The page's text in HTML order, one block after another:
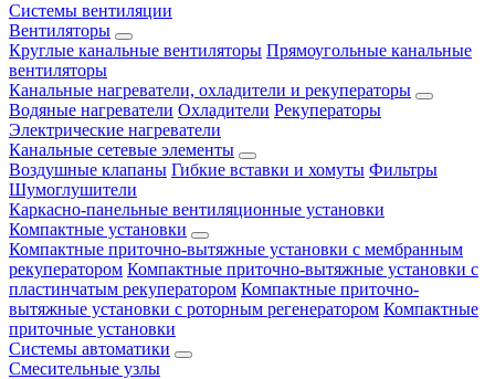
Системы вентиляции
Вентиляторы
Круглые канальные вентиляторы Прямоугольные канальные
вентиляторы
Канальные нагреватели, охладители и рекуператоры
Водяные нагреватели Охладители Рекуператоры
Электрические нагреватели
Канальные сетевые элементы
Воздушные клапаны Гибкие вставки и хомуты Фильтры
Шумоглушители
Каркасно-панельные вентиляционные установки
Компактные установки
Компактные приточно-вытяжные установки с мембранным
рекуператором Компактные приточно-вытяжные установки с
пластинчатым рекуператором Компактные приточно-
вытяжные установки с роторным регенератором Компактные
приточные установки
Системы автоматики
Смесительные узлы